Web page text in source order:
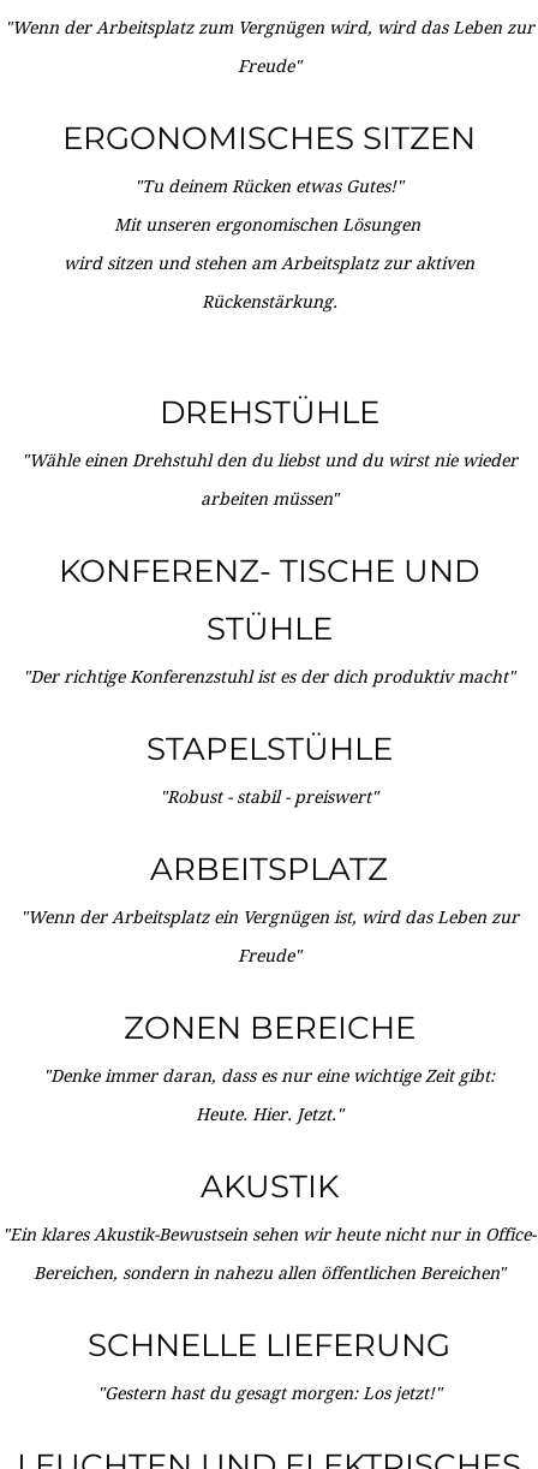
"Wenn der Arbeitsplatz zum Vergnügen wird, wird das Leben zur
Freude"
ERGONOMISCHES SITZEN
"Tu deinem Rücken etwas Gutes!"
Mit unseren ergonomischen Lösungen
wird sitzen und stehen am Arbeitsplatz zur aktiven
Rückenstärkung.
DREHSTÜHLE
"Wähle einen Drehstuhl den du liebst und du wirst nie wieder
arbeiten müssen"
KONFERENZ- TISCHE UND
STÜHLE
"Der richtige Konferenzstuhl ist es der dich produktiv macht"
STAPELSTÜHLE
"Robust - stabil - preiswert"
ARBEITSPLATZ
"Wenn der Arbeitsplatz ein Vergnügen ist, wird das Leben zur
Freude"
ZONEN BEREICHE
"Denke immer daran, dass es nur eine wichtige Zeit gibt:
Heute. Hier. Jetzt."
AKUSTIK
"Ein klares Akustik-Bewustsein sehen wir heute nicht nur in Office-
Bereichen, sondern in nahezu allen öffentlichen Bereichen"
SCHNELLE LIEFERUNG
"Gestern hast du gesagt morgen: Los jetzt!"